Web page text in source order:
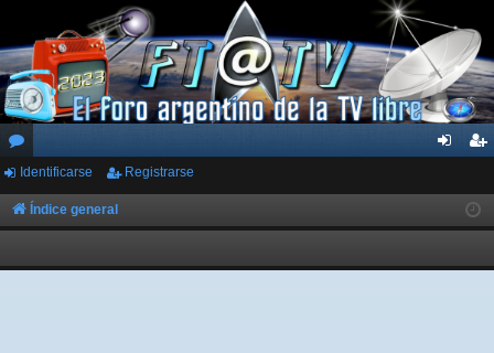
or
os
ar
ist
rs
Identificarse Registrarse
Índice general